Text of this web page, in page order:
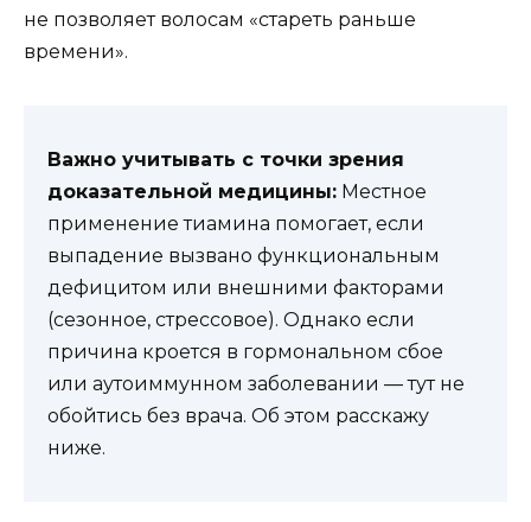
не позволяет волосам «стареть раньше
времени».
Важно учитывать с точки зрения
доказательной медицины: Местное
применение тиамина помогает, если
выпадение вызвано функциональным
дефицитом или внешними факторами
(сезонное, стрессовое). Однако если
причина кроется в гормональном сбое
или аутоиммунном заболевании — тут не
обойтись без врача. Об этом расскажу
ниже.